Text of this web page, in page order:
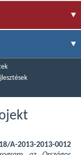
A-2013-2013-0012